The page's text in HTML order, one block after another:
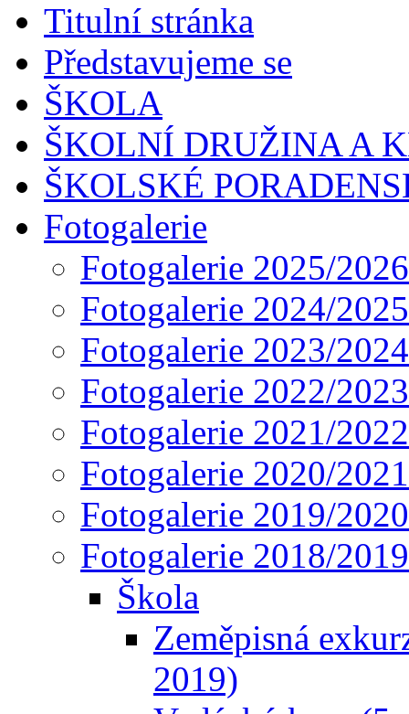
Titulní stránka
Představujeme se
ŠKOLA
ŠKOLNÍ DRUŽINA A
ŠKOLSKÉ
Fotogalerie
Fotogalerie 2025/2026
Fotogalerie 2024/2025
Fotogalerie 2023/2024
Fotogalerie 2022/2023
Fotogalerie 2021/2022
Fotogalerie 2020/2021
Fotogalerie 2019/2020
Fotogalerie 2018/2019
Škola
Zeměpisná
2019)